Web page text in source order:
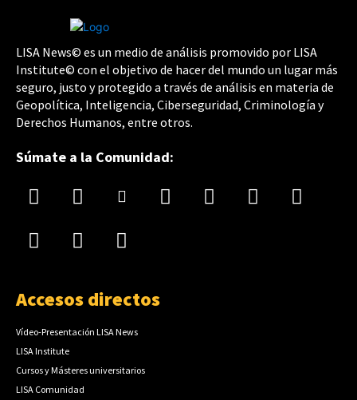
LISA News© es un medio de análisis promovido por LISA
Institute© con el objetivo de hacer del mundo un lugar más
seguro, justo y protegido a través de análisis en materia de
Geopolítica, Inteligencia, Ciberseguridad, Criminología y
Derechos Humanos, entre otros.
Súmate a la Comunidad:
Accesos directos
Vídeo-Presentación LISA News
LISA Institute
Cursos y Másteres universitarios
LISA Comunidad